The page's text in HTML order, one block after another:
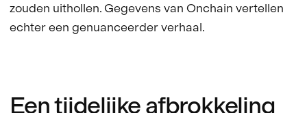
zouden uithollen. Gegevens van Onchain vertellen
echter een genuanceerder verhaal.
Een tijdelijke afbrokkeling